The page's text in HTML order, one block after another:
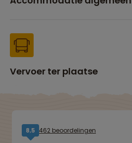
Vervoer ter plaatse
8,5 462 beoordelingen